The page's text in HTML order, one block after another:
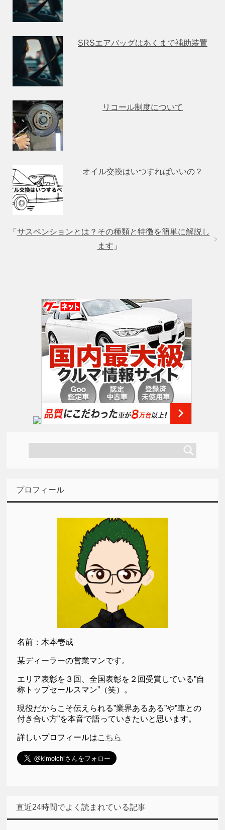
SRSエアバッグはあくまで補助装置
リコール制度について
オイル交換はいつすればいいの？
「 サスペンションとは？その種類と特徴を簡単に解説し
ます 」
プロフィール
名前：木本壱成
某ディーラーの営業マンです。
エリア表彰を３回、全国表彰を２回受賞している”自
称トップセールスマン”（笑）。
現役だからこそ伝えられる”業界あるある”や”車との
付き合い方”を本音で語っていきたいと思います。
詳しいプロフィールはこちら
直近24時間でよく読まれている記事